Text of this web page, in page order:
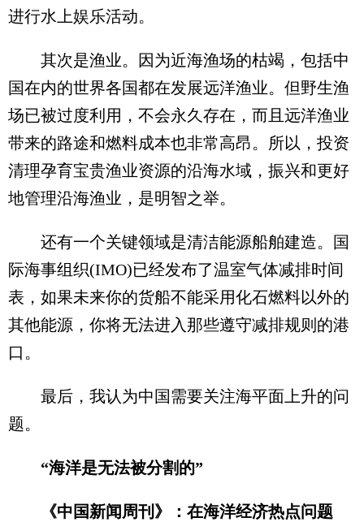
进行水上娱乐活动。
其次是渔业。因为近海渔场的枯竭，包括中
国在内的世界各国都在发展远洋渔业。但野生渔
场已被过度利用，不会永久存在，而且远洋渔业
带来的路途和燃料成本也非常高昂。所以，投资
清理孕育宝贵渔业资源的沿海水域，振兴和更好
地管理沿海渔业，是明智之举。
还有一个关键领域是清洁能源船舶建造。国
际海事组织(IMO)已经发布了温室气体减排时间
表，如果未来你的货船不能采用化石燃料以外的
其他能源，你将无法进入那些遵守减排规则的港
口。
最后，我认为中国需要关注海平面上升的问
题。
“海洋是无法被分割的”
《中国新闻周刊》：在海洋经济热点问题